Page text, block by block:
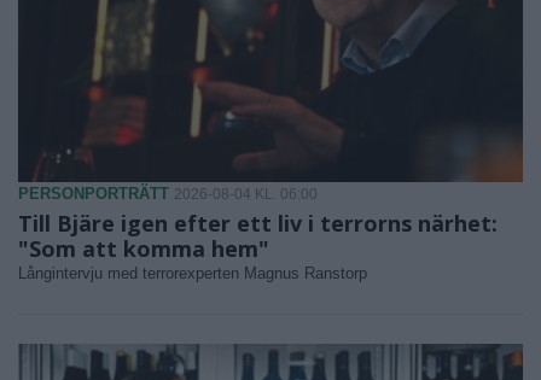
PERSONPORTRÄTT 2026-08-04 KL. 06:00
Till Bjäre igen efter ett liv i terrorns närhet:
"Som att komma hem"
Långintervju med terrorexperten Magnus Ranstorp